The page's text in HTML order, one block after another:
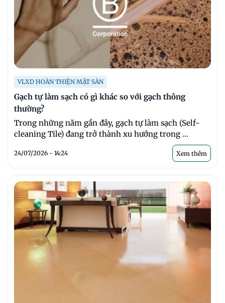
VLXD HOÀN THIỆN MẶT SÀN
Gạch tự làm sạch có gì khác so với gạch thông
thường?
Trong những năm gần đây, gạch tự làm sạch (Self-
cleaning Tile) đang trở thành xu hướng trong ...
24/07/2026 - 14:24 Xem thêm